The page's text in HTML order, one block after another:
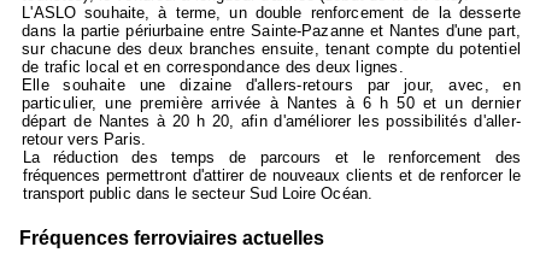
L'ASLO souhaite, à terme, un double renforcement de la desserte
dans la partie périurbaine entre Sainte-Pazanne et Nantes d'une part,
sur chacune des deux branches ensuite, tenant compte du potentiel
de trafic local et en correspondance des deux lignes.
Elle souhaite une dizaine d'allers-retours par jour, avec, en
particulier, une première arrivée à Nantes à 6 h 50 et un dernier
départ de Nantes à 20 h 20, afin d'améliorer les possibilités d'aller-
retour vers Paris.
La réduction des temps de parcours et le renforcement des
fréquences permettront d'attirer de nouveaux clients et de renforcer le
transport public dans le secteur Sud Loire Océan.
Fréquences ferroviaires actuelles